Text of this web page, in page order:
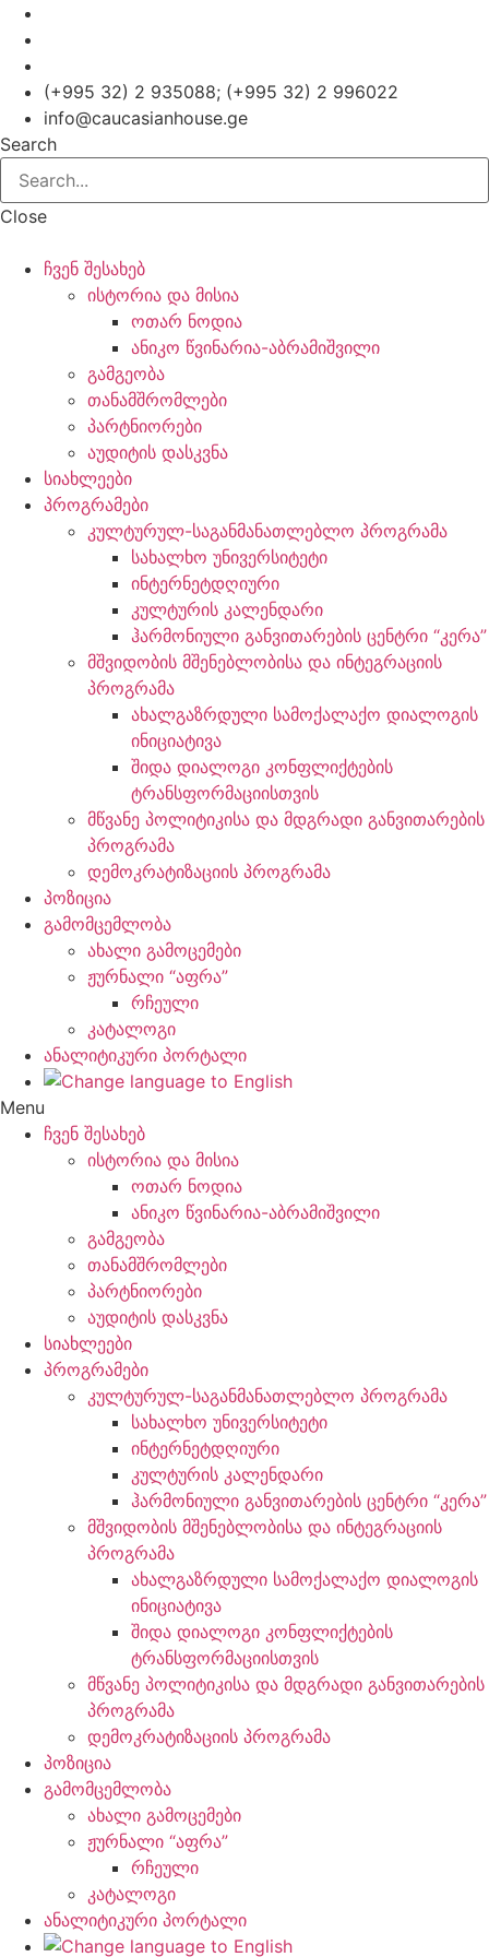
Skip
content
(+995 32) 2 935088; (+995 32) 2 996022
info@caucasianhouse.ge
Search
Close
ჩვენ შესახებ
ისტორია და მისია
ოთარ ნოდია
ანიკო წვინარია-აბრამიშვილი
გამგეობა
თანამშრომლები
პარტნიორები
აუდიტის დასკვნა
სიახლეები
პროგრამები
კულტურულ-საგანმანათლებლო პროგრამა
სახალხო უნივერსიტეტი
ინტერნეტდღიური
კულტურის კალენდარი
ჰარმონიული განვითარების ცენტრი “კერა”
მშვიდობის მშენებლობისა და ინტეგრაციის
პროგრამა
ახალგაზრდული სამოქალაქო დიალოგის
ინიციატივა
შიდა დიალოგი კონფლიქტების
ტრანსფორმაციისთვის
მწვანე პოლიტიკისა და მდგრადი განვითარების
პროგრამა
დემოკრატიზაციის პროგრამა
პოზიცია
გამომცემლობა
ახალი გამოცემები
ჟურნალი “აფრა”
რჩეული
კატალოგი
ანალიტიკური პორტალი
Menu
ჩვენ შესახებ
ისტორია და მისია
ოთარ ნოდია
ანიკო წვინარია-აბრამიშვილი
გამგეობა
თანამშრომლები
პარტნიორები
აუდიტის დასკვნა
სიახლეები
პროგრამები
კულტურულ-საგანმანათლებლო პროგრამა
სახალხო უნივერსიტეტი
ინტერნეტდღიური
კულტურის კალენდარი
ჰარმონიული განვითარების ცენტრი “კერა”
მშვიდობის მშენებლობისა და ინტეგრაციის
პროგრამა
ახალგაზრდული სამოქალაქო დიალოგის
ინიციატივა
შიდა დიალოგი კონფლიქტების
ტრანსფორმაციისთვის
მწვანე პოლიტიკისა და მდგრადი განვითარების
პროგრამა
დემოკრატიზაციის პროგრამა
პოზიცია
გამომცემლობა
ახალი გამოცემები
ჟურნალი “აფრა”
რჩეული
კატალოგი
ანალიტიკური პორტალი